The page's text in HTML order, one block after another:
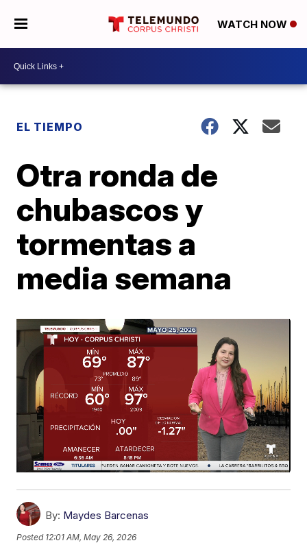
WATCH NOW
EL TIEMPO
Otra ronda de
chubascos y
tormentas a
media semana
By: Maydes Barcenas
Posted 12:01 AM, May 26, 2026